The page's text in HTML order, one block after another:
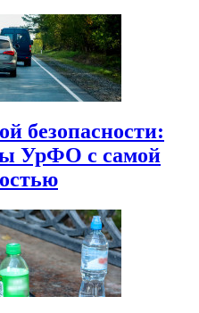
безопасности:
УрФО с самой